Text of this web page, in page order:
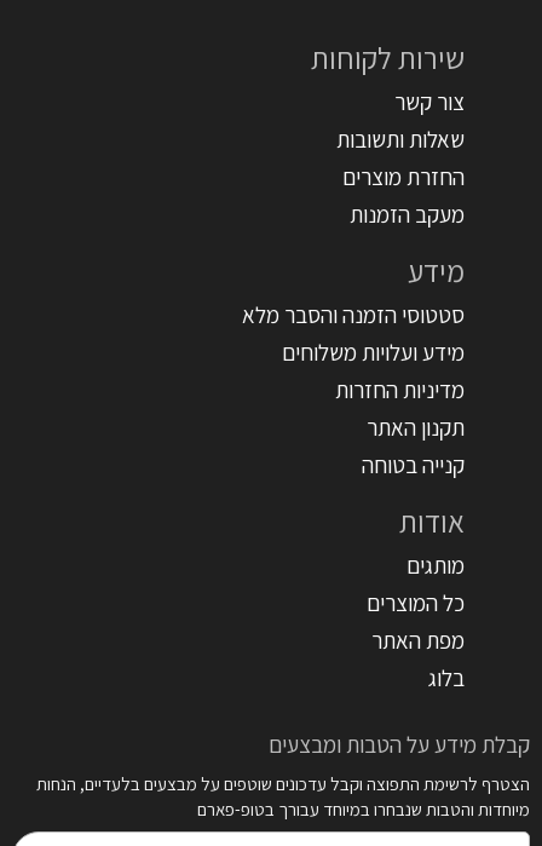
שירות לקוחות
צור קשר
שאלות ותשובות
החזרת מוצרים
מעקב הזמנות
מידע
סטטוסי הזמנה והסבר מלא
מידע ועלויות משלוחים
מדיניות החזרות
תקנון האתר
קנייה בטוחה
אודות
מותגים
כל המוצרים
מפת האתר
בלוג
קבלת מידע על הטבות ומבצעים
הצטרף לרשימת התפוצה וקבל עדכונים שוטפים על מבצעים בלעדיים, הנחות
מיוחדות והטבות שנבחרו במיוחד עבורך בטופ-פארם